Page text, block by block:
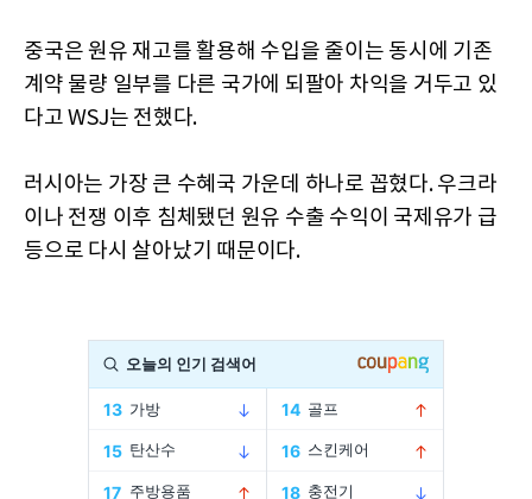
중국은 원유 재고를 활용해 수입을 줄이는 동시에 기존
계약 물량 일부를 다른 국가에 되팔아 차익을 거두고 있
다고 WSJ는 전했다.
러시아는 가장 큰 수혜국 가운데 하나로 꼽혔다. 우크라
이나 전쟁 이후 침체됐던 원유 수출 수익이 국제유가 급
등으로 다시 살아났기 때문이다.